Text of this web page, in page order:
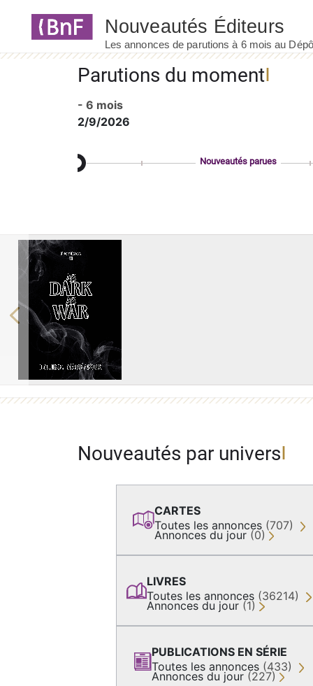
Parutions du moment
- 6 mois
2/9/2026
Nouveautés parues
Previous
Nouveautés par univers
CARTES
Toutes les annonces (707)
Annonces du jour (0)
LIVRES
Toutes les annonces (36214)
Annonces du jour (1)
PUBLICATIONS EN SÉRIE
Toutes les annonces (433)
Annonces du jour (227)